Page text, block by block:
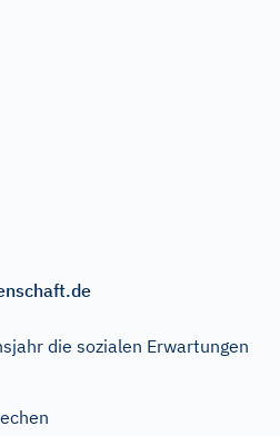
die sozialen Erwartungen